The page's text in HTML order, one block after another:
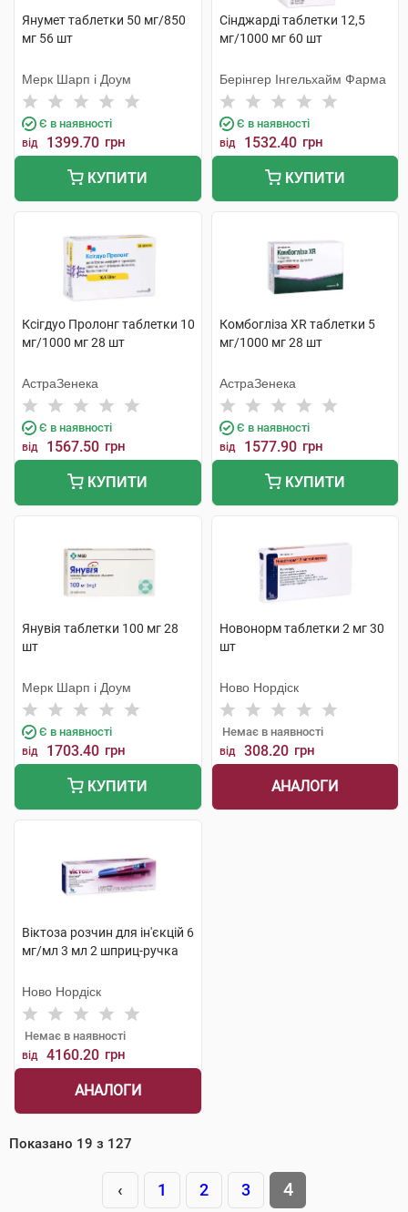
Янумет таблетки 50 мг/850
мг 56 шт
Мерк Шарп і Доум
Є в наявності
від 1399.70 грн
КУПИТИ
Сінджарді таблетки 12,5
мг/1000 мг 60 шт
Берінгер Інгельхайм Фарма
Є в наявності
від 1532.40 грн
КУПИТИ
Ксігдуо Пролонг таблетки 10
мг/1000 мг 28 шт
АстраЗенека
Є в наявності
від 1567.50 грн
КУПИТИ
Комбогліза XR таблетки 5
мг/1000 мг 28 шт
АстраЗенека
Є в наявності
від 1577.90 грн
КУПИТИ
Янувія таблетки 100 мг 28
шт
Мерк Шарп і Доум
Є в наявності
від 1703.40 грн
КУПИТИ
Новонорм таблетки 2 мг 30
шт
Ново Нордіск
Немає в наявності
від 308.20 грн
АНАЛОГИ
Віктоза розчин для ін'єкцій 6
мг/мл 3 мл 2 шприц-ручка
Ново Нордіск
Немає в наявності
від 4160.20 грн
АНАЛОГИ
Показано 19 з 127
‹ 1 2 3 4